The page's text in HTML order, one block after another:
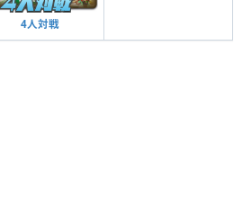
4人対戦